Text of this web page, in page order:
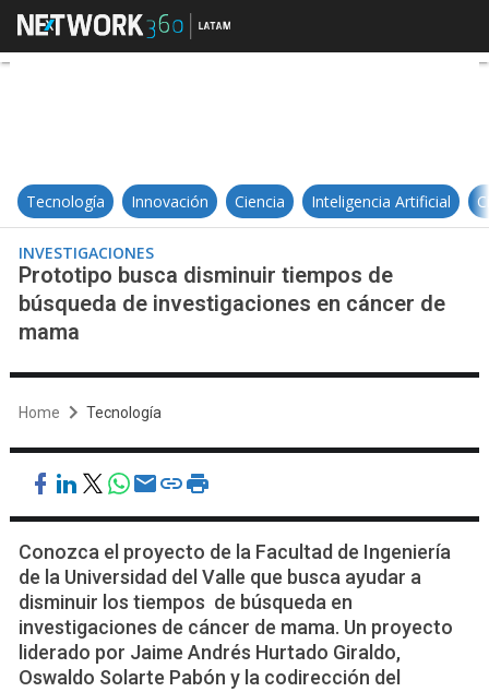
Prototipo busca disminuir
Tecnología Innovación Ciencia Inteligencia Artificial
INVESTIGACIONES
Prototipo busca disminuir tiempos de
búsqueda de investigaciones en cáncer de
mama
Home Tecnología
Conozca el proyecto de la Facultad de Ingeniería
de la Universidad del Valle que busca ayudar a
disminuir los tiempos de búsqueda en
investigaciones de cáncer de mama. Un proyecto
liderado por Jaime Andrés Hurtado Giraldo,
Oswaldo Solarte Pabón y la codirección del